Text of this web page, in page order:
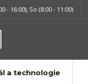
- 16:00), So (8:00 - 11:00)
a technologie